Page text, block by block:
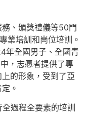
、頒獎禮儀等50門
業培訓和崗位培訓。
年全國男子、全國青
，志愿者提供了專
的形象，受到了亞
。
過程全要素的培訓